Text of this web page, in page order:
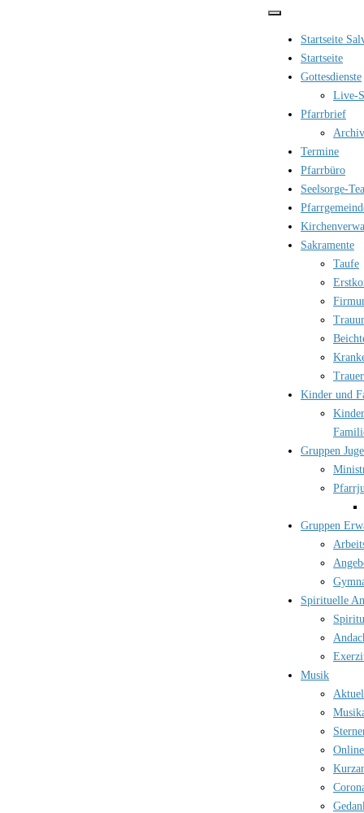
Startseite
Startseite
Gottesdienste
Live-
Pfarrbrief
Termine
Pfarrbüro
Seelsorge-
Sakramente
Taufe
Kinder und
Gruppen
Gruppen
Spirituelle
Musik